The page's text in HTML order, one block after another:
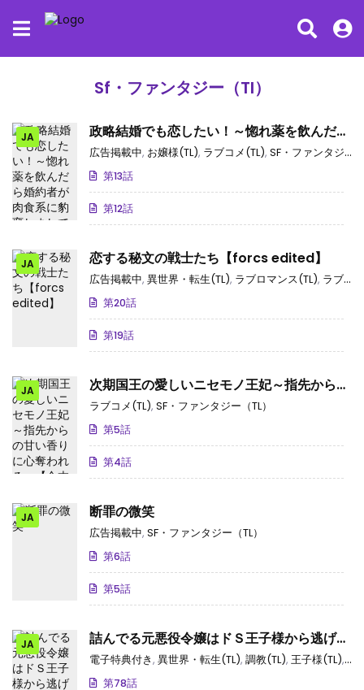
Sf・ファンタジー（Tl）
JA
政略結婚でも恋したい！～惚れ薬を飲んだら
婚約者が肉食系に豹変しまして～
広告掲載中, お嬢様(TL), ラブコメ(TL), SF・ファンタジー（TL）
第13話
第12話
JA 恋する秘文の戦士たち【forcs edited】
広告掲載中, 異世界・転生(TL), ラブロマンス(TL), ラブコメ(TL)
第20話
第19話
JA
次期国王の愛しいニセモノ王妃～指先からの
甘い香りに心奪われる～【合本版】
ラブコメ(TL), SF・ファンタジー（TL）
第5話
第4話
JA 断罪の微笑
広告掲載中, SF・ファンタジー（TL）
第6話
第5話
JA
詰んでる元悪役令嬢はドＳ王子様から逃げ出
したい
電子特典付き, 異世界・転生(TL), 調教(TL), 王子様(TL), SF
第78話